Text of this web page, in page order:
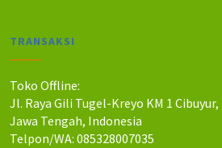
1
2
0
1
0
TRANSAKSI
Toko Offline:
Jl. Raya Gili Tugel-Kreyo KM 1
Jawa Tengah, Indonesia
Telpon/WA: 085328007035